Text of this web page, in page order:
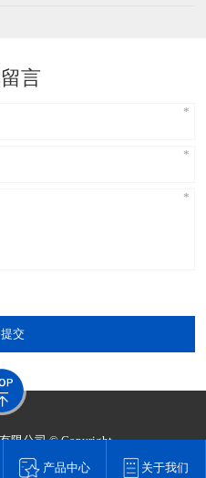
言
交
限公司 © Copyright
东莞网站建设​
产品中心 关于我们